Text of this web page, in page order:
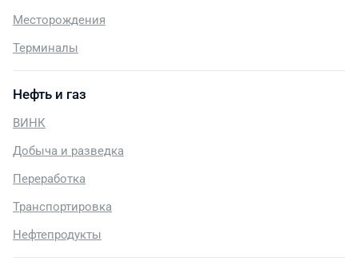
Месторождения
Терминалы
Нефть и газ
ВИНК
Добыча и разведка
Переработка
Транспортировка
Нефтепродукты